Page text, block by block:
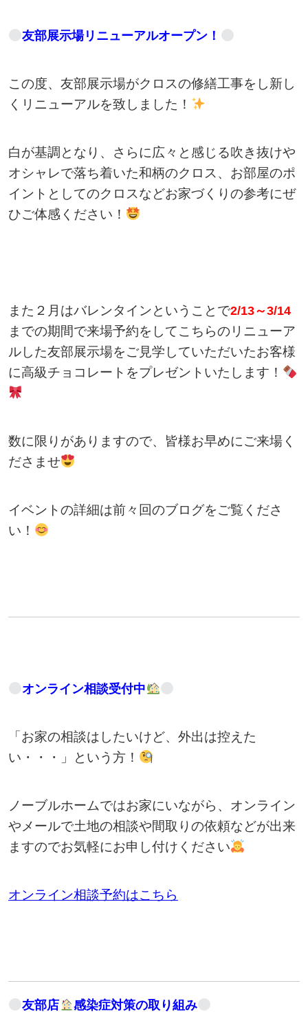
友部展示場リニューアルオープン！
この度、友部展示場がクロスの修繕工事をし新し
くリニューアルを致しました！
白が基調となり、さらに広々と感じる吹き抜けや
オシャレで落ち着いた和柄のクロス、お部屋のポ
イントとしてのクロスなどお家づくりの参考にぜ
ひご体感ください！
また２月はバレンタインということで2/13～3/14
までの期間で来場予約をしてこちらのリニューア
ルした友部展示場をご見学していただいたお客様
に高級チョコレートをプレゼントいたします！
数に限りがありますので、皆様お早めにご来場く
ださませ
イベントの詳細は前々回のブログをご覧くださ
い！
オンライン相談受付中
「お家の相談はしたいけど、外出は控えた
い・・・」という方！
ノーブルホームではお家にいながら、オンライン
やメールで土地の相談や間取りの依頼などが出来
ますのでお気軽にお申し付けください
オンライン相談予約はこちら
友部店 感染症対策の取り組み